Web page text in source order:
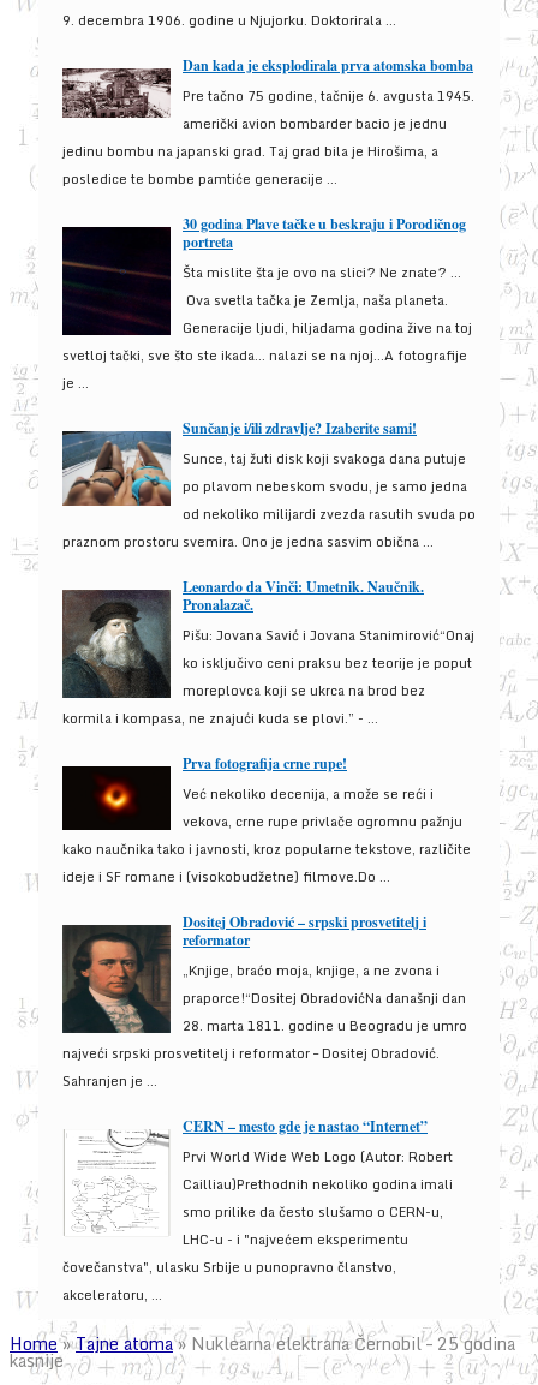
9. decembra 1906. godine u Njujorku. Doktorirala ...
Dan kada je eksplodirala prva atomska bomba
Pre tačno 75 godine, tačnije 6. avgusta 1945.
američki avion bombarder bacio je jednu
jedinu bombu na japanski grad. Taj grad bila je Hirošima, a
posledice te bombe pamtiće generacije ...
30 godina Plave tačke u beskraju i Porodičnog
portreta
Šta mislite šta je ovo na slici? Ne znate? …
Ova svetla tačka je Zemlja, naša planeta.
Generacije ljudi, hiljadama godina žive na toj
svetloj tački, sve što ste ikada… nalazi se na njoj…A fotografije
je ...
Sunčanje i/ili zdravlje? Izaberite sami!
Sunce, taj žuti disk koji svakoga dana putuje
po plavom nebeskom svodu, je samo jedna
od nekoliko milijardi zvezda rasutih svuda po
praznom prostoru svemira. Ono je jedna sasvim obična ...
Leonardo da Vinči: Umetnik. Naučnik.
Pronalazač.
Pišu: Jovana Savić i Jovana Stanimirović“Onaj
ko isključivo ceni praksu bez teorije je poput
moreplovca koji se ukrca na brod bez
kormila i kompasa, ne znajući kuda se plovi.” - ...
Prva fotografija crne rupe!
Već nekoliko decenija, a može se reći i
vekova, crne rupe privlače ogromnu pažnju
kako naučnika tako i javnosti, kroz popularne tekstove, različite
ideje i SF romane i (visokobudžetne) filmove.Do ...
Dositej Obradović – srpski prosvetitelj i
reformator
„Knjige, braćo moja, knjige, a ne zvona i
praporce!“Dositej ObradovićNa današnji dan
28. marta 1811. godine u Beogradu je umro
najveći srpski prosvetitelj i reformator – Dositej Obradović.
Sahranjen je ...
CERN – mesto gde je nastao “Internet”
Prvi World Wide Web Logo (Autor: Robert
Cailliau)Prethodnih nekoliko godina imali
smo prilike da često slušamo o CERN-u,
LHC-u - i "najvećem eksperimentu
čovečanstva", ulasku Srbije u punopravno članstvo,
akceleratoru, ...
Home»Tajne atoma»Nuklearna elektrana Černobil – 25 godina
kasnije